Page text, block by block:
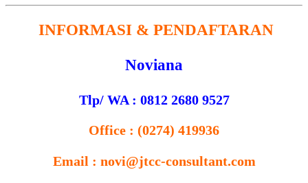
INFORMASI & PENDAFTARAN
Noviana
Tlp/ WA : 0812 2680 9527
Office : (0274) 419936
Email : novi@jtcc-consultant.com